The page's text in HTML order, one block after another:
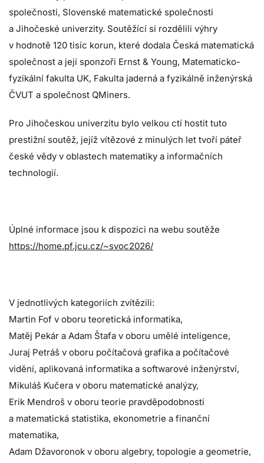
společnosti, Slovenské matematické společnosti
a Jihočeské univerzity. Soutěžící si rozdělili výhry
v hodnotě 120 tisíc korun, které dodala Česká matematická
společnost a její sponzoři Ernst & Young, Matematicko-
fyzikální fakulta UK, Fakulta jaderná a fyzikálně inženýrská
ČVUT a společnost QMiners.
Pro Jihočeskou univerzitu bylo velkou ctí hostit tuto
prestižní soutěž, jejíž vítězové z minulých let tvoří páteř
české vědy v oblastech matematiky a informačních
technologií.
Úplné informace jsou k dispozici na webu soutěže
https://home.pf.jcu.cz/~svoc2026/
V jednotlivých kategoriích zvítězili:
Martin Fof v oboru teoretická informatika,
Matěj Pekár a Adam Štafa v oboru umělé inteligence,
Juraj Petráš v oboru počítačová grafika a počítačové
vidění, aplikovaná informatika a softwarové inženýrství,
Mikuláš Kučera v oboru matematické analýzy,
Erik Mendroš v oboru teorie pravděpodobnosti
a matematická statistika, ekonometrie a finanční
matematika,
Adam Džavoronok v oboru algebry, topologie a geometrie,